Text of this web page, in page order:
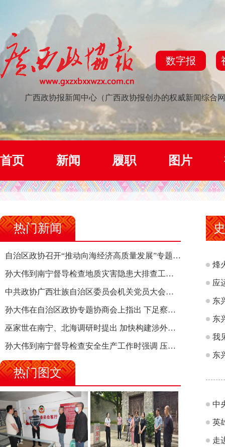
数字报
广西政协报新闻中心（广西政协报创办的权威新闻综合
首页 新闻 履职 图片
热门新闻
自治区政协召开“推动向海经济高质量发展”专题调研座谈会 钱学明出席并讲话
孙大伟到南宁督导检查地质灾害隐患大排查工作时强调 筑牢地质灾害安全防线 全力保障人民群众生命财产安全
中共政协广西壮族自治区委员会机关党员大会召开 选举产生新一届机关党委、机关纪委
孙大伟在自治区政协专题协商会上指出 下足察识谋督之功 恪尽服务大局之责 助推有色金属、关键金属产业高质量发展
巫家世在南宁、北海调研时提出 加快构建涉外法律供给集群 护航向海经济高质量发展
孙大伟到南宁督导检查安全生产工作时强调 压紧压实责任 狠抓隐患整治 坚决筑牢安全生产防线
热门图文
烽
应
东
东
我
东
中
英
走